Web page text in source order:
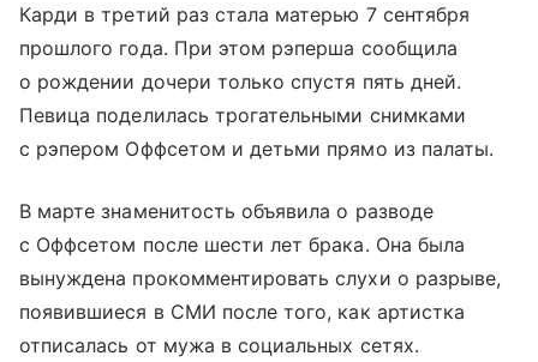
Карди в третий раз стала матерью 7 сентября
прошлого года. При этом рэперша сообщила
о рождении дочери только спустя пять дней.
Певица поделилась трогательными снимками
с рэпером Оффсетом и детьми прямо из палаты.
В марте знаменитость объявила о разводе
с Оффсетом после шести лет брака. Она была
вынуждена прокомментировать слухи о разрыве,
появившиеся в СМИ после того, как артистка
отписалась от мужа в социальных сетях.